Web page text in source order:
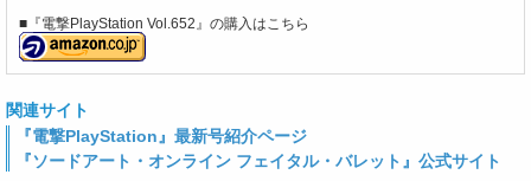
■『電撃PlayStation Vol.652』の購入はこちら
関連サイト
『電撃PlayStation』最新号紹介ページ
『ソードアート・オンライン フェイタル・バレット』公式サイト